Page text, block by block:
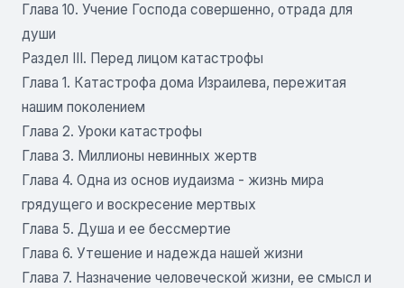
Глава 10. Учение Господа совершенно, отрада для
души
Раздел III. Перед лицом катастрофы
Глава 1. Катастрофа дома Израилева, пережитая
нашим поколением
Глава 2. Уроки катастрофы
Глава 3. Миллионы невинных жертв
Глава 4. Одна из основ иудаизма - жизнь мира
грядущего и воскресение мертвых
Глава 5. Душа и ее бессмертие
Глава 6. Утешение и надежда нашей жизни
Глава 7. Назначение человеческой жизни, ее смысл и